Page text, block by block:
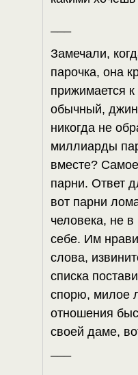
Замечали,
парочка, она
прижимается
обычный,
никогда не
миллиарды
вместе?
парни. Ответ
вот парни
человека, не
себе. Им
слова,
списка
спорю, милое
отношения
своей даме,